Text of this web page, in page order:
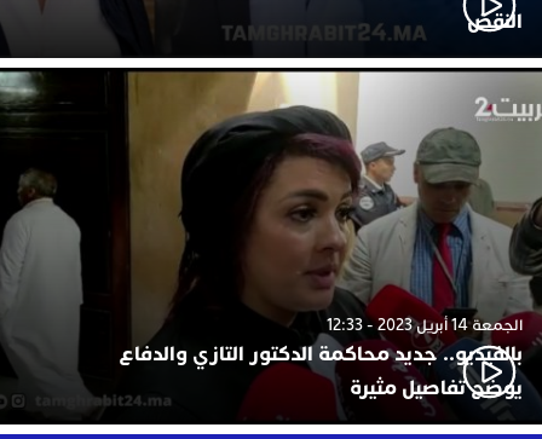
النقض
الجمعة 14 أبريل 2023 - 12:33
بالفيديو.. جديد محاكمة الدكتور التازي والدفاع
يوضح تفاصيل مثيرة